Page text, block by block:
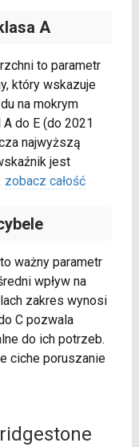
A
to parametr
który wskazuje
na mokrym
do E (do 2021
najwyższą
jest
zobacz całość
ważny parametr
wpływ na
zakres wynosi
C pozwala
do ich potrzeb.
ciche poruszanie